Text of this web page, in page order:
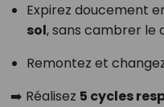
Expirez doucement
sol, sans cambrer le
Remontez et
➡️ Réalisez 5 cycles